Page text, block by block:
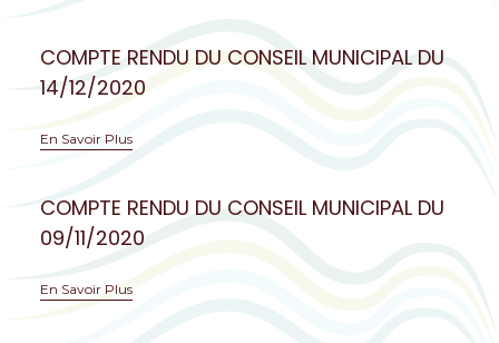
COMPTE RENDU DU CONSEIL MUNICIPAL DU
14/12/2020
En Savoir Plus
COMPTE RENDU DU CONSEIL MUNICIPAL DU
09/11/2020
En Savoir Plus